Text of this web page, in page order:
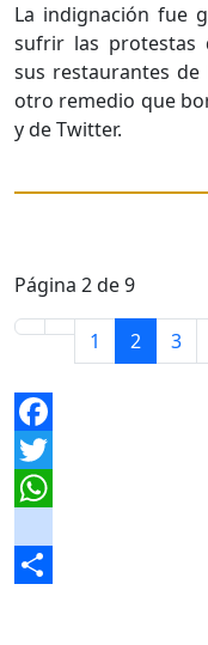
La indignación fue
sufrir las protestas
sus restaurantes
otro remedio que
y de Twitter.
Página 2 de 9
1 2 3
Facebook
Twitter
instagram